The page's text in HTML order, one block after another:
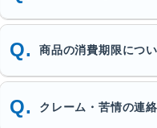
商品の消費期限につ
クレーム・苦情の連